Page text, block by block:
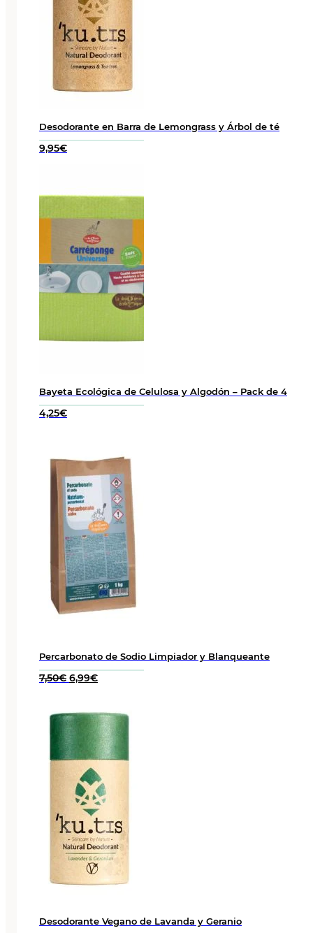
Desodorante en Barra de Lemongrass y Árbol de té
9,95€
Bayeta Ecológica de Celulosa y Algodón – Pack de 4
4,25€
Percarbonato de Sodio Limpiador y Blanqueante
7,50€ El
era:
7,50€.
6,99€El
es:
6,99€.
Desodorante Vegano de Lavanda y Geranio